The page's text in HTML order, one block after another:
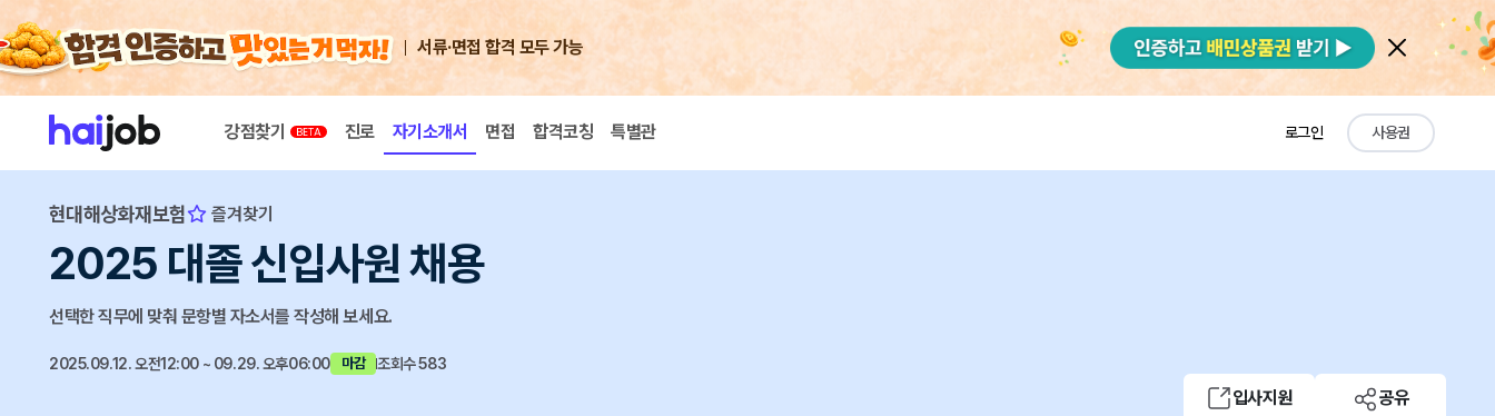
서류·면접 합격 모두 가능
강점찾기 진로 자기소개서 면접 합격코칭 특별관 로그인 사용권
현대해상화재보험 즐겨찾기
2025 대졸 신입사원 채용
선택한 직무에 맞춰 문항별 자소서를 작성해 보세요.
2025.09.12. 오전12:00 ~ 09.29. 오후06:00 마감 조회수 583
입사지원 공유